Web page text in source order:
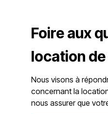
Foire aux
location
Nous visons à
concernant la
nous assurer que